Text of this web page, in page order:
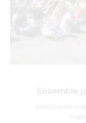
Ensemble
Association